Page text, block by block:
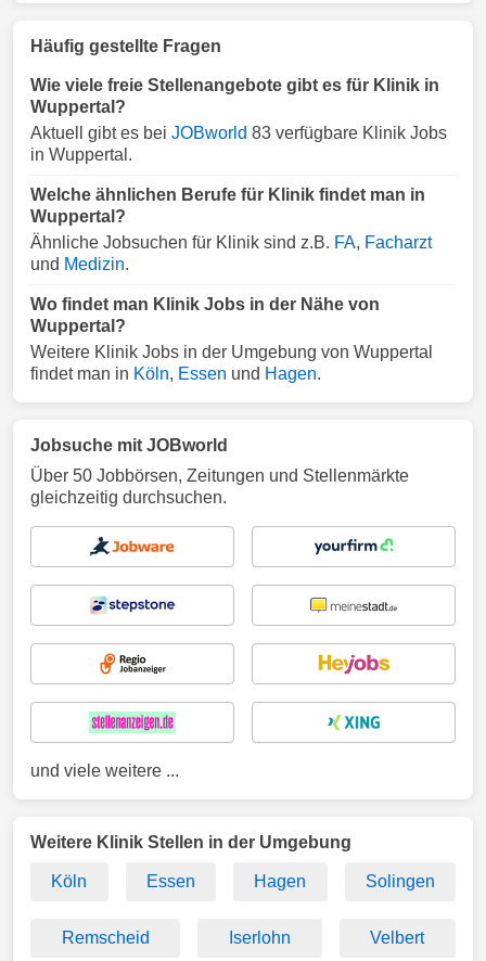
Häufig gestellte Fragen
Wie viele freie Stellenangebote gibt es für Klinik in
Wuppertal?
Aktuell gibt es bei JOBworld 83 verfügbare Klinik Jobs
in Wuppertal.
Welche ähnlichen Berufe für Klinik findet man in
Wuppertal?
Ähnliche Jobsuchen für Klinik sind z.B. FA, Facharzt
und Medizin.
Wo findet man Klinik Jobs in der Nähe von
Wuppertal?
Weitere Klinik Jobs in der Umgebung von Wuppertal
findet man in Köln, Essen und Hagen.
Jobsuche mit JOBworld
Über 50 Jobbörsen, Zeitungen und Stellenmärkte
gleichzeitig durchsuchen.
und viele weitere ...
Weitere Klinik Stellen in der Umgebung
Köln Essen Hagen Solingen
Remscheid Iserlohn Velbert